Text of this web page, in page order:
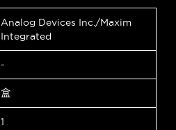
Analog Devices Inc./Maxim
Integrated
-
盒
1